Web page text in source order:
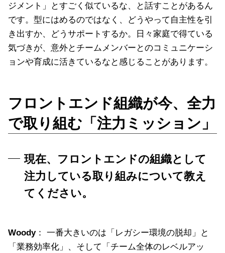
ジメント」とすごく似ているな、と話すことがあるん
です。型にはめるのではなく、どうやって自主性を引
き出すか、どうサポートするか。日々家庭で得ている
気づきが、意外とチームメンバーとのコミュニケーシ
ョンや育成に活きているなと感じることがあります。
フロントエンド組織が今、全力
で取り組む「注力ミッション」
現在、フロントエンドの組織として
注力している取り組みについて教え
てください。
Woody： 一番大きいのは「レガシー環境の脱却」と
「業務効率化」、そして「チーム全体のレベルアッ